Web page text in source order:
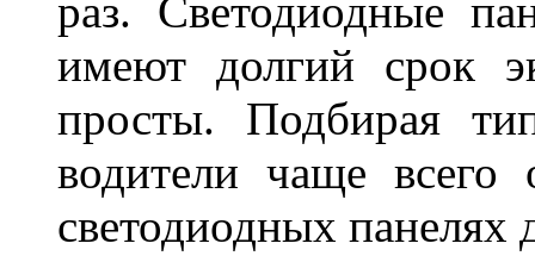
раз. Светодиодные
имеют долгий срок
просты. Подбирая
водители чаще всего
светодиодных